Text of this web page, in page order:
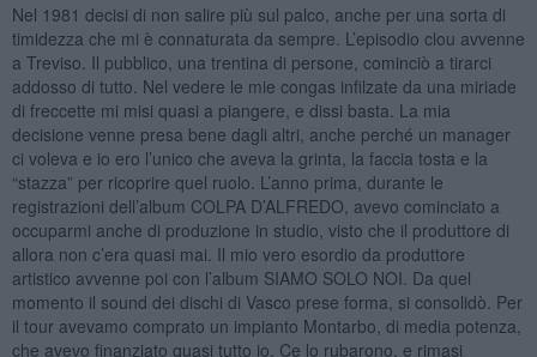
Nel 1981 decisi di non salire più sul palco, anche per una sorta di
timidezza che mi è connaturata da sempre. L’episodio clou avvenne
a Treviso. Il pubblico, una trentina di persone, cominciò a tirarci
addosso di tutto. Nel vedere le mie congas infilzate da una miriade
di freccette mi misi quasi a piangere, e dissi basta. La mia
decisione venne presa bene dagli altri, anche perché un manager
ci voleva e io ero l’unico che aveva la grinta, la faccia tosta e la
“stazza” per ricoprire quel ruolo. L’anno prima, durante le
registrazioni dell’album COLPA D’ALFREDO, avevo cominciato a
occuparmi anche di produzione in studio, visto che il produttore di
allora non c’era quasi mai. Il mio vero esordio da produttore
artistico avvenne poi con l’album SIAMO SOLO NOI. Da quel
momento il sound dei dischi di Vasco prese forma, si consolidò. Per
il tour avevamo comprato un impianto Montarbo, di media potenza,
che avevo finanziato quasi tutto io. Ce lo rubarono, e rimasi